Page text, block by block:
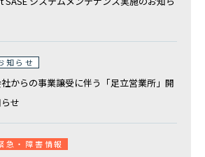
知らせ
からの事業譲受に伴う「足立営業所」開
せ
急・障害情報